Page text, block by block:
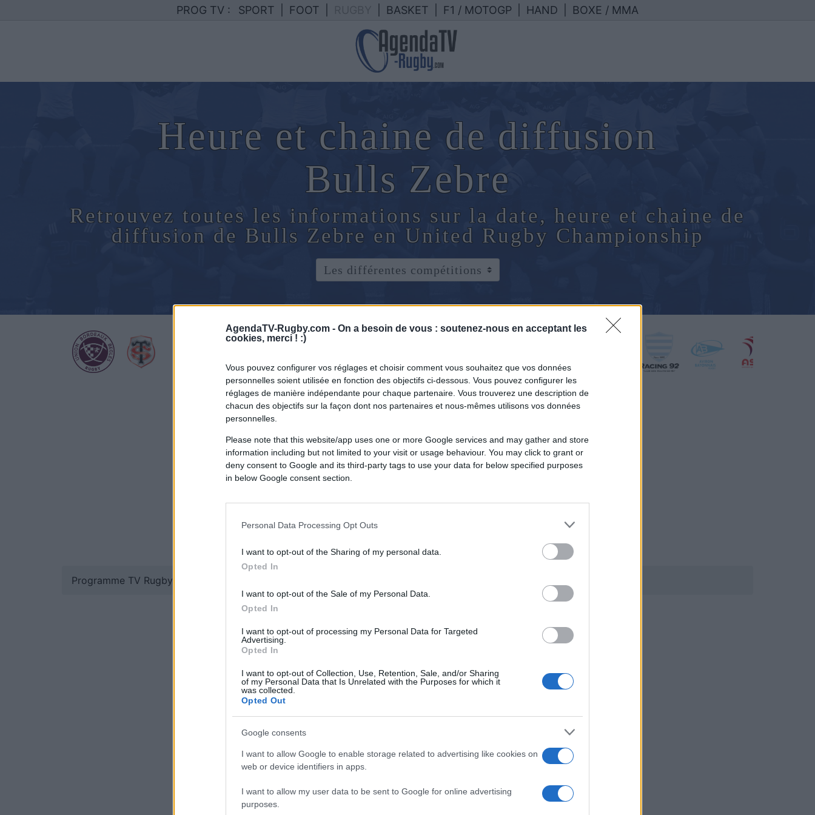
AgendaTV-Rugby.com - On a besoin de vous : soutenez-nous en acceptant les
cookies, merci ! :)
Vous pouvez configurer vos réglages et choisir comment vous souhaitez que vos données
personnelles soient utilisée en fonction des objectifs ci-dessous. Vous pouvez configurer les
réglages de manière indépendante pour chaque partenaire. Vous trouverez une description de
chacun des objectifs sur la façon dont nos partenaires et nous-mêmes utilisons vos données
personnelles.
Please note that this website/app uses one or more Google services and may gather and store
information including but not limited to your visit or usage behaviour. You may click to grant or
deny consent to Google and its third-party tags to use your data for below specified purposes
in below Google consent section.
Personal Data Processing Opt Outs
I want to opt-out of the Sharing of my personal data.
Opted In
I want to opt-out of the Sale of my Personal Data.
Opted In
I want to opt-out of processing my Personal Data for Targeted
Advertising.
Opted In
I want to opt-out of Collection, Use, Retention, Sale, and/or Sharing
of my Personal Data that Is Unrelated with the Purposes for which it
was collected.
Opted Out
Google consents
I want to allow Google to enable storage related to advertising like cookies on
web or device identifiers in apps.
I want to allow my user data to be sent to Google for online advertising
purposes.
PROG TV : SPORT FOOT BASKET F1 / MOTOGP HAND BOXE / MMA
Heure et chaine de diffusion
Bulls Zebre
Retrouvez toutes les informations sur la date, heure et chaine de
diffusion de Bulls Zebre en United Rugby Championship
Programme TV Rugby
13h45